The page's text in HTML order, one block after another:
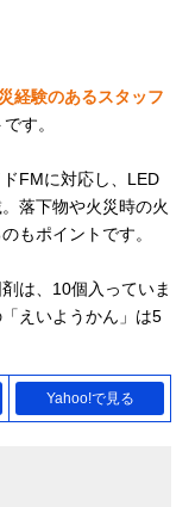
経験のあるスタッフ
す。
FMに対応し、LED
落下物や火災時の火
もポイントです。
は、10個入っていま
えいようかん」は5
Yahoo!で見る